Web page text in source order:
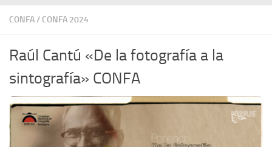
CONFA/ CONFA 2024
Raúl Cantú «De la fotografía a la
sintografía» CONFA